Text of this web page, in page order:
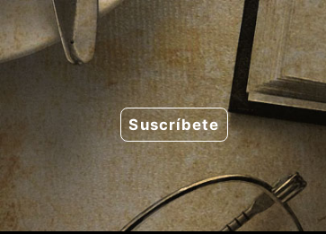
Saltar
al
contenido
Suscríbete